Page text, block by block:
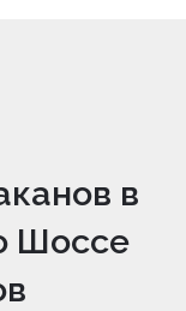
в
Шоссе